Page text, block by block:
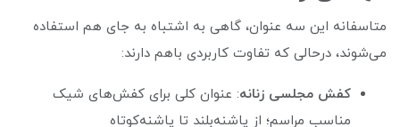
متاسفانه این سه عنوان، گاهی به‌ اشتباه به جای هم استفاده
می‌شوند، درحالی که تفاوت کاربردی باهم دارند:
کفش مجلسی زنانه: عنوان کلی برای کفش‌های شیک
مناسب مراسم؛ از پاشنه‌بلند تا پاشنه‌کوتاه